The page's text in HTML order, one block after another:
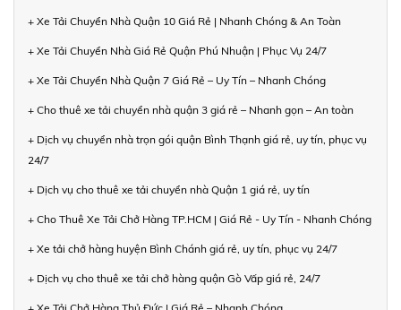
+ Xe Tải Chuyển Nhà Quận 10 Giá Rẻ | Nhanh Chóng & An Toàn
+ Xe Tải Chuyển Nhà Giá Rẻ Quận Phú Nhuận | Phục Vụ 24/7
+ Xe Tải Chuyển Nhà Quận 7 Giá Rẻ – Uy Tín – Nhanh Chóng
+ Cho thuê xe tải chuyển nhà quận 3 giá rẻ – Nhanh gọn – An toàn
+ Dịch vụ chuyển nhà trọn gói quận Bình Thạnh giá rẻ, uy tín, phục vụ
24/7
+ Dịch vụ cho thuê xe tải chuyển nhà Quận 1 giá rẻ, uy tín
+ Cho Thuê Xe Tải Chở Hàng TP.HCM | Giá Rẻ - Uy Tín - Nhanh Chóng
+ Xe tải chở hàng huyện Bình Chánh giá rẻ, uy tín, phục vụ 24/7
+ Dịch vụ cho thuê xe tải chở hàng quận Gò Vấp giá rẻ, 24/7